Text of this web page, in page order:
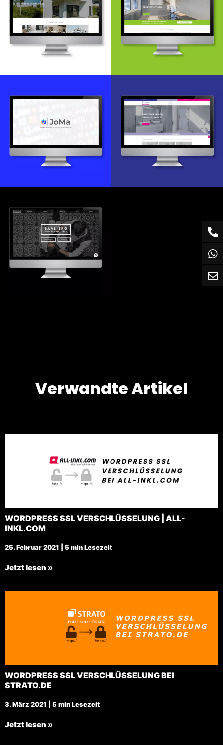
Webdesign & -entwicklung Webdesign- & Entwicklung
Webdesign & -entwicklung Webdesign & -entwicklung
Verwandte Artikel
WORDPRESS SSL VERSCHLÜSSELUNG | ALL-
INKL.COM
25. Februar 2021 | 5 min Lesezeit
Jetzt lesen »
WORDPRESS SSL VERSCHLÜSSELUNG BEI
STRATO.DE
3. März 2021 | 5 min Lesezeit
Jetzt lesen »